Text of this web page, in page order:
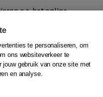
o.a. het online
en een
te personaliseren, om
ons websiteverkeer te
jouw gebruik van onze site met
en analyse.